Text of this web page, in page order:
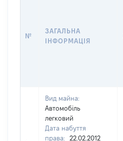
№
ЗАГАЛЬНА
ІНФОРМАЦІЯ
Вид майна:
Автомобіль
легковий
Дата набуття
права:
22.02.2012